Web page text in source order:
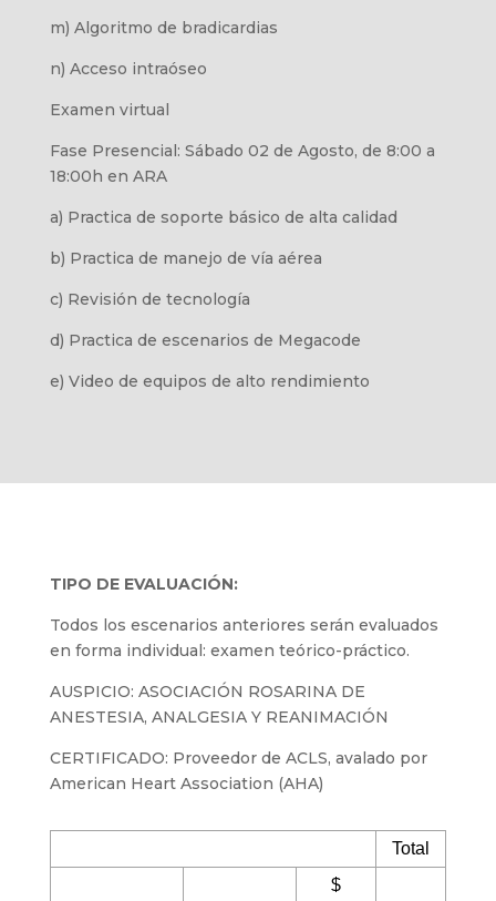
m) Algoritmo de bradicardias
n) Acceso intraóseo
Examen virtual
Fase Presencial: Sábado 02 de Agosto, de 8:00 a
18:00h en ARA
a) Practica de soporte básico de alta calidad
b) Practica de manejo de vía aérea
c) Revisión de tecnología
d) Practica de escenarios de Megacode
e) Video de equipos de alto rendimiento
TIPO DE EVALUACIÓN:
Todos los escenarios anteriores serán evaluados
en forma individual: examen teórico-práctico.
AUSPICIO: ASOCIACIÓN ROSARINA DE
ANESTESIA, ANALGESIA Y REANIMACIÓN
CERTIFICADO: Proveedor de ACLS, avalado por
American Heart Association (AHA)
Total
$